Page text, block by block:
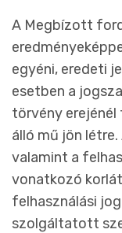
A Megbízott
egyéni, eredeti
esetben a
törvény
álló mű jön
valamint a
vonatkozó
felhasználási
szolgáltatott